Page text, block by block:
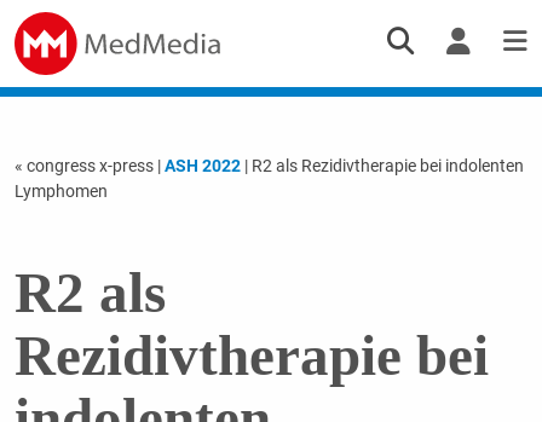
« congress x-press |ASH 2022| R2 als Rezidivtherapie bei indolenten
Lymphomen
R2 als
Rezidivtherapie bei